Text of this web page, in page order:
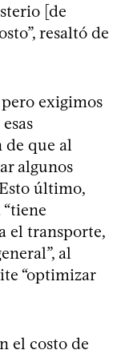
[de
resaltó de
exigimos
de que al
algunos
último,
el transporte,
al
“optimizar
el costo de